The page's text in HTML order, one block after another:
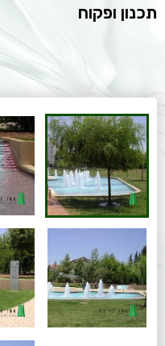
תכנון ופקוח